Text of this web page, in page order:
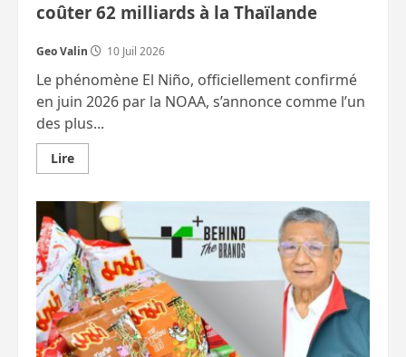
coûter 62 milliards à la Thaïlande
Geo Valin 10 Juil 2026
Le phénomène El Niño, officiellement confirmé
en juin 2026 par la NOAA, s’annonce comme l’un
des plus...
LireEn
savoir
Riz,
sucre,
manioc…
El
Niño
pourrait
coûter
62
milliards
à
la
Thaïlande